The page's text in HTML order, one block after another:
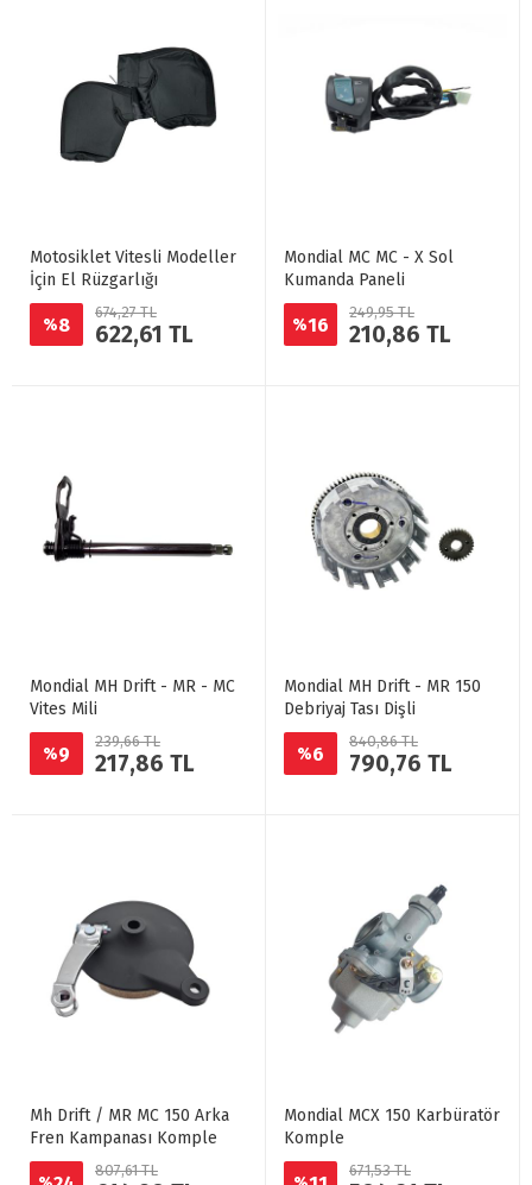
Motosiklet Vitesli Modeller
İçin El Rüzgarlığı
%8
674,27 TL
622,61 TL
Mondial MC MC - X Sol
Kumanda Paneli
%16
249,95 TL
210,86 TL
Mondial MH Drift - MR - MC
Vites Mili
%9
239,66 TL
217,86 TL
Mondial MH Drift - MR 150
Debriyaj Tası Dişli
%6
840,86 TL
790,76 TL
Mh Drift / MR MC 150 Arka
Fren Kampanası Komple
807,61 TL
Mondial MCX 150 Karbüratör
Komple
671,53 TL